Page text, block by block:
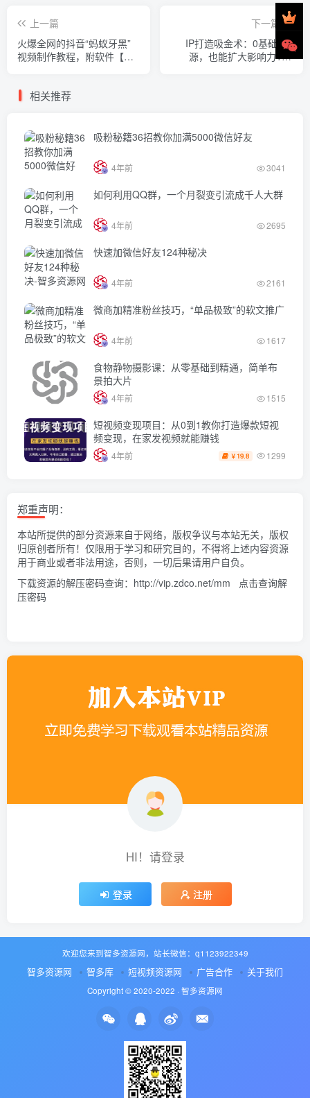
上一篇
火爆全网的抖音“蚂蚁牙黑”
视频制作教程，附软件【视
下一篇
IP打造吸金术：0基础0资
源，也能扩大影响力100
相关推荐
吸粉秘籍36招教你加满5000微信好友
4年前 3041
如何利用QQ群，一个月裂变引流成千人大群
4年前 2695
快速加微信好友124种秘决
4年前 2161
微商加精准粉丝技巧，“单品极致”的软文推广
4年前 1617
食物静物摄影课：从零基础到精通，简单布
景拍大片
4年前 1515
短视频变现项目：从0到1教你打造爆款短视
频变现，在家发视频就能赚钱
4年前 ￥ 19.8 1299
郑重声明：
本站所提供的部分资源来自于网络，版权争议与本站无关，版权
归原创者所有！仅限用于学习和研究目的，不得将上述内容资源
用于商业或者非法用途，否则，一切后果请用户自负。
下载资源的解压密码查询： http://vip.zdco.net/mm
点击查询解
压密码
HI！请登录
登录 注册
欢迎您来到智多资源网，站长微信：q1123922349
智多资源网 智多库 短视频资源网 广告合作 关于我们
Copyright © 2020-2022 · 智多资源网